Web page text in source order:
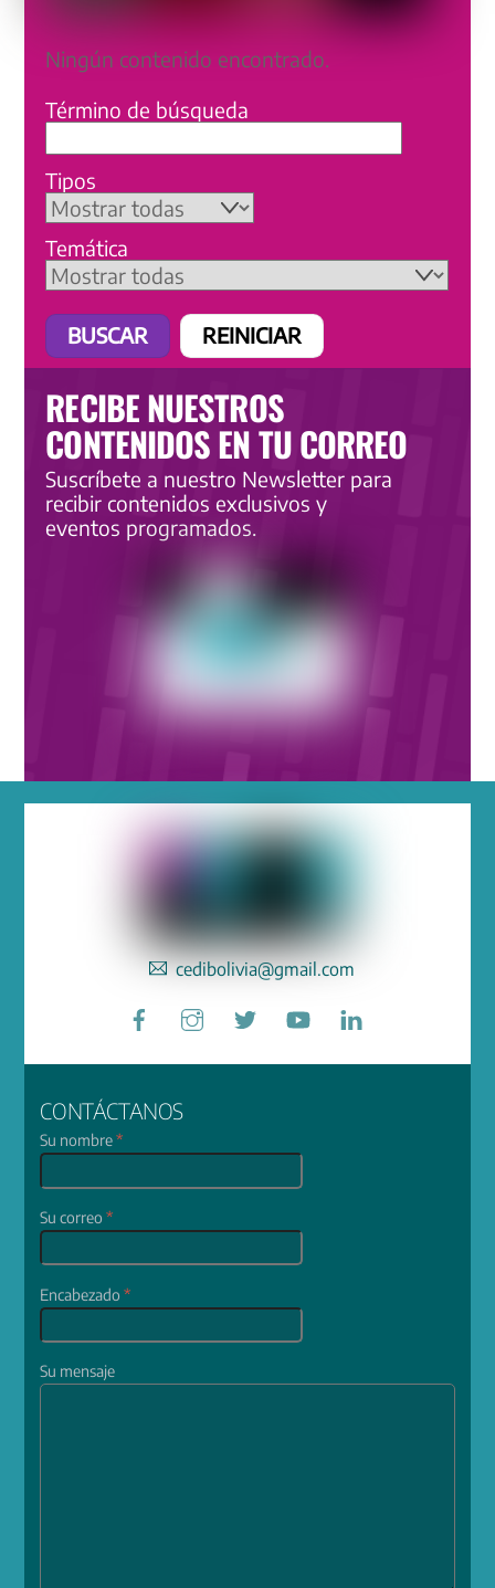
Ningún contenido encontrado.
Término de búsqueda
Tipos
Temática
RECIBE NUESTROS
CONTENIDOS EN TU CORREO
Suscríbete a nuestro Newsletter para
recibir contenidos exclusivos y
eventos programados.
cedibolivia@gmail.com
Facebook
CONTÁCTANOS
Su nombre*
Su correo*
Encabezado*
Su mensaje